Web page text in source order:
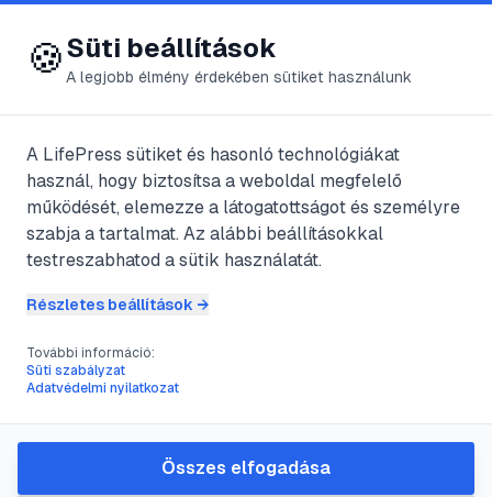
😍 LifePress
@lkakeacogi7
2023. február 3. · 2perc olvasás
Vérrögképződés
#zsírsavak
A telített zsírsavakban szegény, rostokban
gazdag, sok zöldséget és gyümölcsöt
🍪Süti beállítások
A legjobb élmény érdekében sütiket használunk
A LifePress sütiket és hasonló technológiákat
használ, hogy biztosítsa a weboldal megfelelő
működését, elemezze a látogatottságot és személyre
szabja a tartalmat. Az alábbi beállításokkal
testreszabhatod a sütik használatát.
Részletes beállítások →
További információ:
Süti szabályzat
Adatvédelmi nyilatkozat
Összes elfogadása